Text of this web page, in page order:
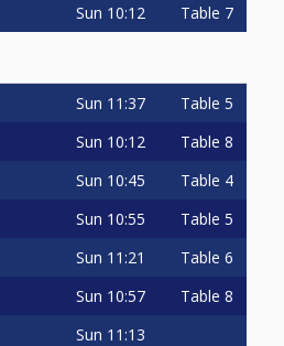
Sun 10:12 Table 7
Sun 11:37 Table 5
Sun 10:12 Table 8
Sun 10:45 Table 4
Sun 10:55 Table 5
Sun 11:21 Table 6
Sun 10:57 Table 8
Sun 11:13